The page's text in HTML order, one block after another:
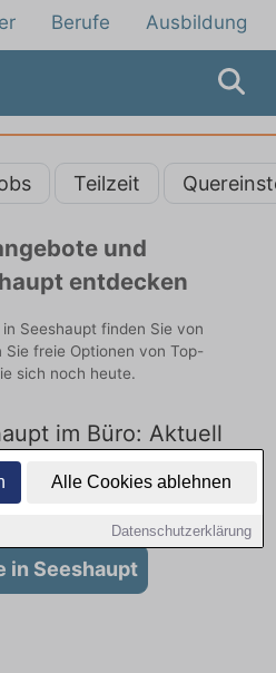
Alle Cookies ablehnen
Datenschutzerklärung
Berufe Ausbildung
Teilzeit
und
entdecken
Seeshaupt finden Sie von
freie Optionen von Top-
sich noch heute.
im Büro: Aktuell
für Ausbildung
in Seeshaupt